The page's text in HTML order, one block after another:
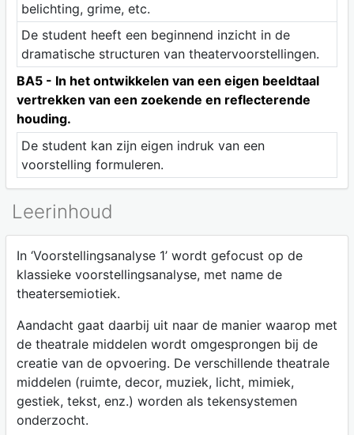
belichting, grime, etc.
De student heeft een beginnend inzicht in de
dramatische structuren van theatervoorstellingen.
BA5 - In het ontwikkelen van een eigen beeldtaal
vertrekken van een zoekende en reflecterende
houding.
De student kan zijn eigen indruk van een
voorstelling formuleren.
Leerinhoud
In ‘Voorstellingsanalyse 1’ wordt gefocust op de
klassieke voorstellingsanalyse, met name de
theatersemiotiek.
Aandacht gaat daarbij uit naar de manier waarop met
de theatrale middelen wordt omgesprongen bij de
creatie van de opvoering. De verschillende theatrale
middelen (ruimte, decor, muziek, licht, mimiek,
gestiek, tekst, enz.) worden als tekensystemen
onderzocht.